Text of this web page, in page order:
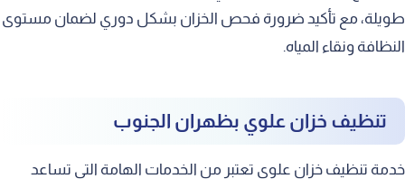
طويلة، مع تأكيد ضرورة فحص الخزان بشكل دوري لضمان مستوى
النظافة ونقاء المياه.
تنظيف خزان علوي بظهران الجنوب
خدمة تنظيف خزان علوي تعتبر من الخدمات الهامة التي تساعد